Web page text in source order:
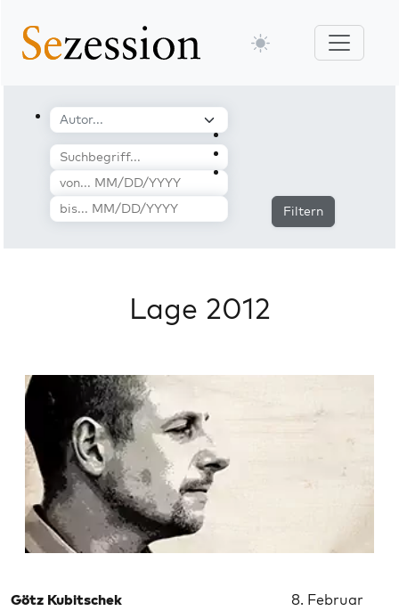
Filtern
Lage 2012
Götz Kubitschek
8. Februar